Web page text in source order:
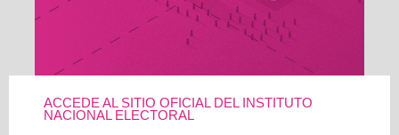
ACCEDE AL SITIO OFICIAL DEL INSTITUTO
NACIONAL ELECTORAL